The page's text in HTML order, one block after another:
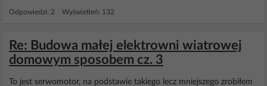
Odpowiedzi: 2 Wyświetleń: 132
Re: Budowa małej elektrowni wiatrowej
domowym sposobem cz. 3
To jest serwomotor, na podstawie takiego lecz mniejszego zrobiłem